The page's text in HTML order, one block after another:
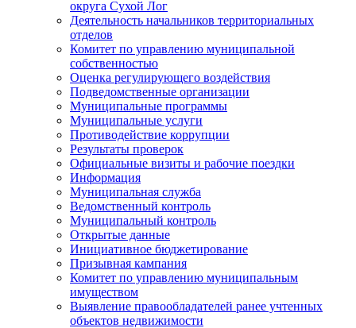
округа Сухой Лог
Деятельность начальников территориальных
отделов
Комитет по управлению муниципальной
собственностью
Оценка регулирующего воздействия
Подведомственные организации
Муниципальные программы
Муниципальные услуги
Противодействие коррупции
Результаты проверок
Официальные визиты и рабочие поездки
Информация
Муниципальная служба
Ведомственный контроль
Муниципальный контроль
Открытые данные
Инициативное бюджетирование
Призывная кампания
Комитет по управлению муниципальным
имуществом
Выявление правообладателей ранее учтенных
объектов недвижимости